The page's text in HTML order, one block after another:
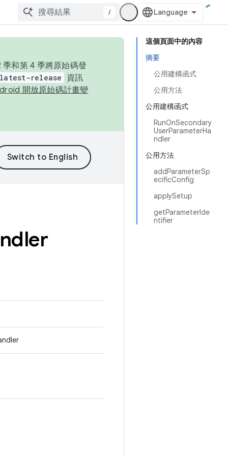
/
這個頁面中的內容
摘要
公用建構函式
公用方法
公用建構函式
RunOnSecondary
UserParameterHa
ndler
公用方法
addParameterSp
ecificConfig
applySetup
getParameterIde
ntifier
和第 4 季將原始碼發
release
資訊
開放原始碼計畫變